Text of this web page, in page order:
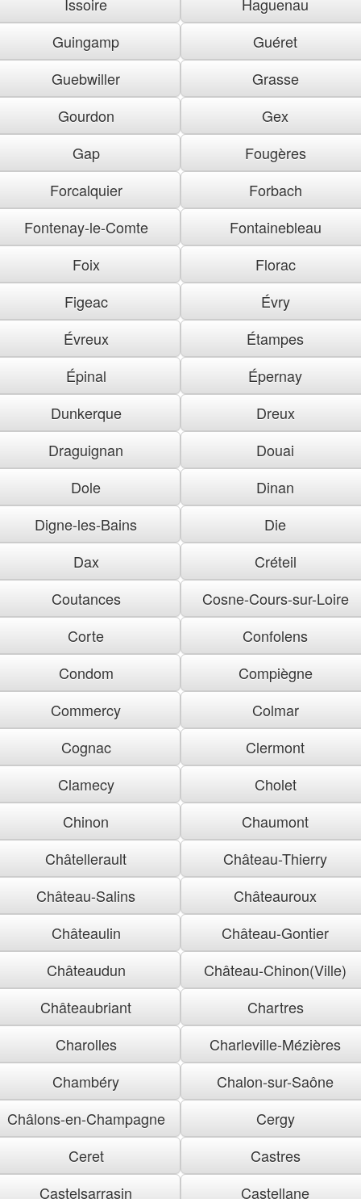
Guingamp
Guéret
Guebwiller
Grasse
Gourdon
Gex
Gap
Fougères
Forcalquier
Forbach
Fontenay-le-Comte
Fontainebleau
Foix
Florac
Figeac
Évry
Évreux
Étampes
Épinal
Épernay
Dunkerque
Dreux
Draguignan
Douai
Dole
Dinan
Digne-les-Bains
Die
Dax
Créteil
Coutances
Cosne-Cours-sur-Loire
Corte
Confolens
Condom
Compiègne
Commercy
Colmar
Cognac
Clermont
Clamecy
Cholet
Chinon
Chaumont
Châtellerault
Château-Thierry
Château-Salins
Châteauroux
Châteaulin
Château-Gontier
Châteaudun
Château-Chinon(Ville)
Châteaubriant
Chartres
Charolles
Charleville-Mézières
Chambéry
Chalon-sur-Saône
Châlons-en-Champagne
Cergy
Ceret
Castres
Castelsarrasin
Castellane